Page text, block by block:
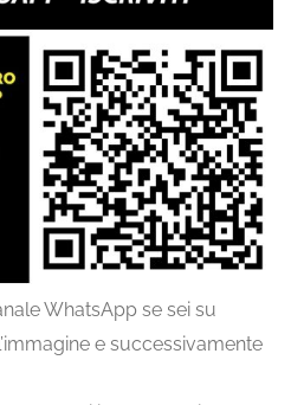
WhatsApp se sei su
e successivamente